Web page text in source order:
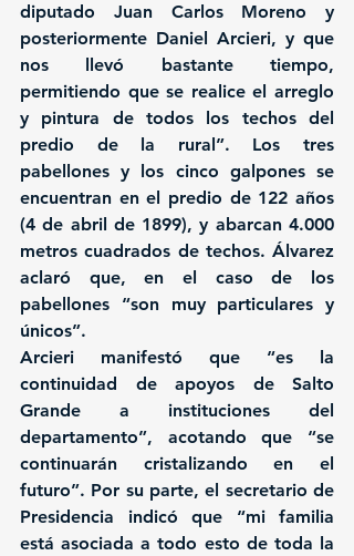
diputado Juan Carlos Moreno y
posteriormente Daniel Arcieri, y que
nos llevó bastante tiempo,
permitiendo que se realice el arreglo
y pintura de todos los techos del
predio de la rural”. Los tres
pabellones y los cinco galpones se
encuentran en el predio de 122 años
(4 de abril de 1899), y abarcan 4.000
metros cuadrados de techos. Álvarez
aclaró que, en el caso de los
pabellones “son muy particulares y
únicos”.
Arcieri manifestó que “es la
continuidad de apoyos de Salto
Grande a instituciones del
departamento”, acotando que “se
continuarán cristalizando en el
futuro”. Por su parte, el secretario de
Presidencia indicó que “mi familia
está asociada a todo esto de toda la